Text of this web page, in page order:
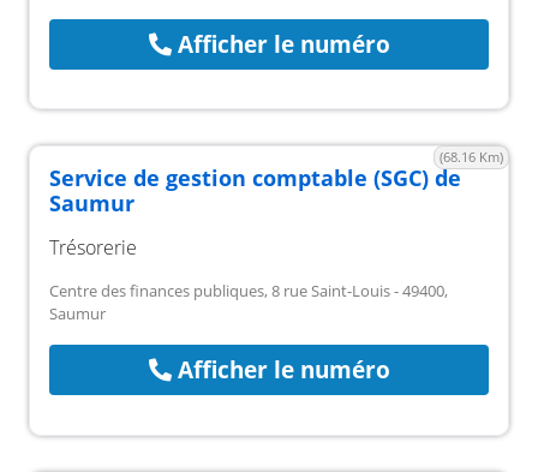
Afficher le numéro
(68.16 Km)
Service de gestion comptable (SGC) de
Saumur
Trésorerie
Centre des finances publiques, 8 rue Saint-Louis - 49400,
Saumur
Afficher le numéro